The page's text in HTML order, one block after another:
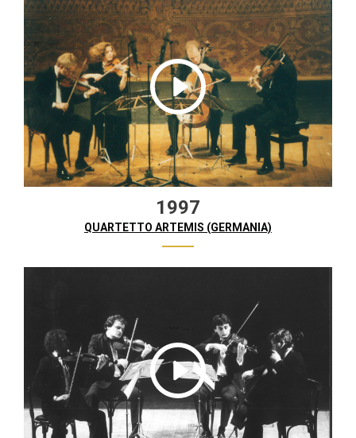
1997
QUARTETTO ARTEMIS (GERMANIA)